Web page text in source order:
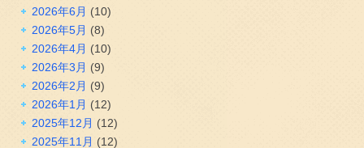
2026年6月 (10)
2026年5月 (8)
2026年4月 (10)
2026年3月 (9)
2026年2月 (9)
2026年1月 (12)
2025年12月 (12)
2025年11月 (12)